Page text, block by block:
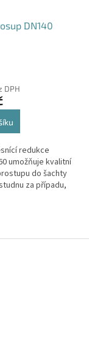
DN140
DPH
redukce
umožňuje kvalitní
do šachty
za případu,